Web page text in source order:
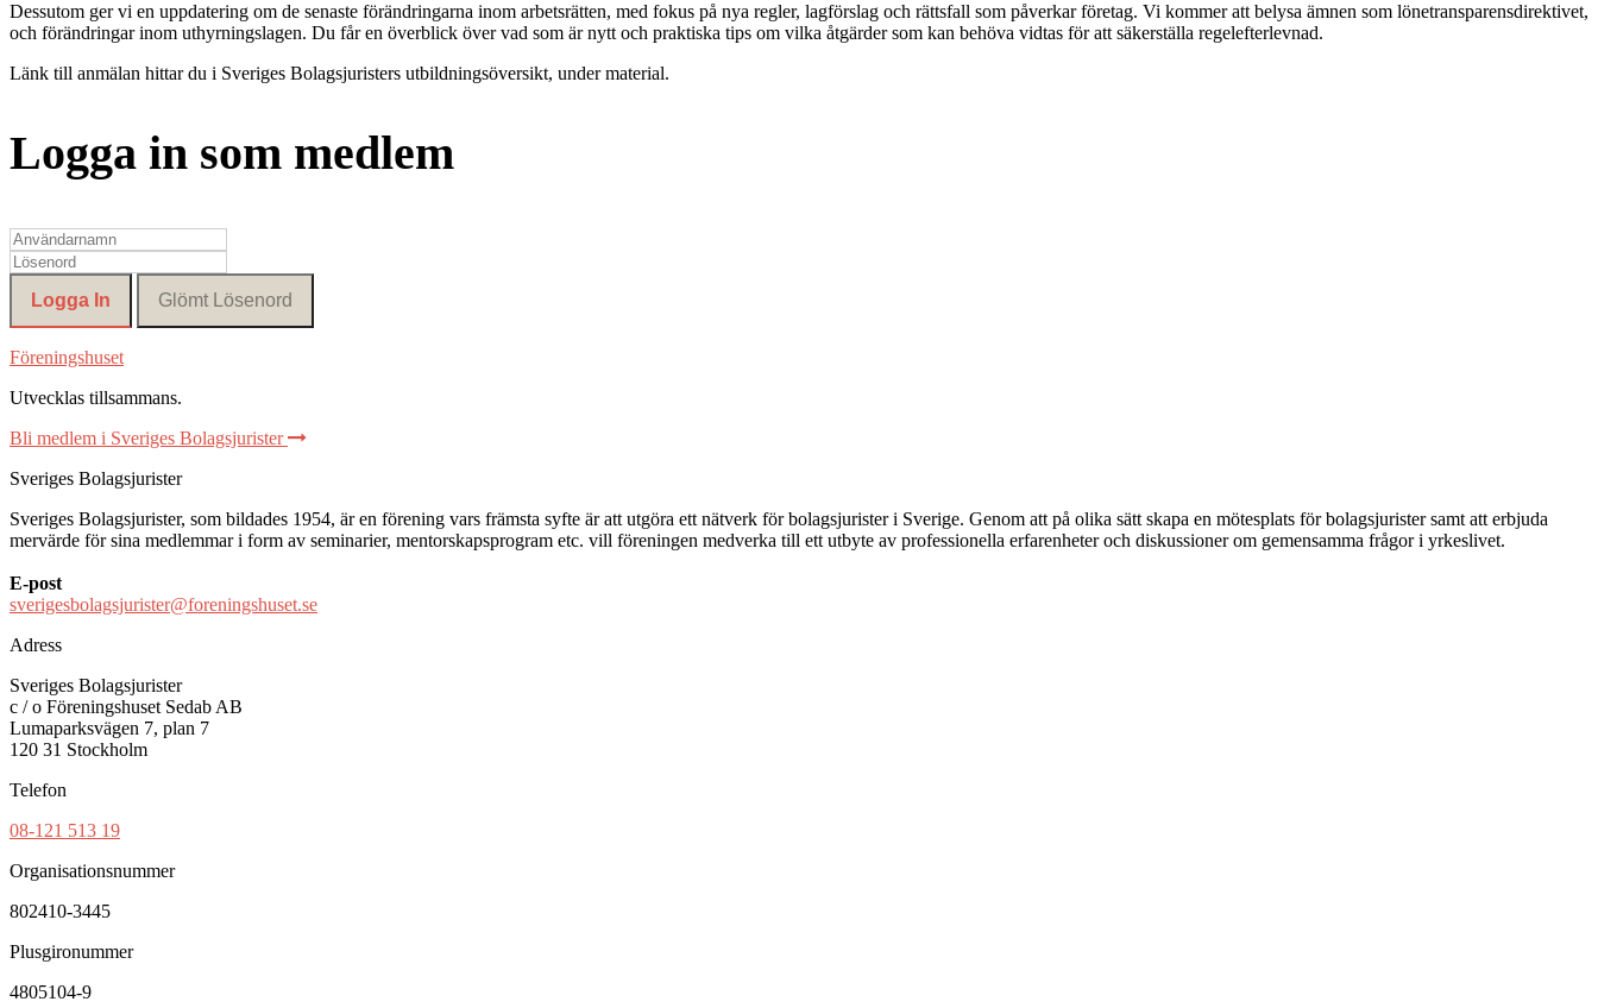
Dessutom ger vi en uppdatering om de senaste förändringarna inom arbetsrätten, med fokus på nya regler, lagförslag och rättsfall som påverkar företag. Vi kommer att belysa ämnen som lönetransparensdirektivet,
och förändringar inom uthyrningslagen. Du får en överblick över vad som är nytt och praktiska tips om vilka åtgärder som kan behöva vidtas för att säkerställa regelefterlevnad.
Länk till anmälan hittar du i Sveriges Bolagsjuristers utbildningsöversikt, under material.
Logga in som medlem
Föreningshuset
Utvecklas tillsammans.
Bli medlem i Sveriges Bolagsjurister
Sveriges Bolagsjurister
Sveriges Bolagsjurister, som bildades 1954, är en förening vars främsta syfte är att utgöra ett nätverk för bolagsjurister i Sverige. Genom att på olika sätt skapa en mötesplats för bolagsjurister samt att erbjuda
mervärde för sina medlemmar i form av seminarier, mentorskapsprogram etc. vill föreningen medverka till ett utbyte av professionella erfarenheter och diskussioner om gemensamma frågor i yrkeslivet.
E-post
sverigesbolagsjurister@foreningshuset.se
Adress
Sveriges Bolagsjurister
c / o Föreningshuset Sedab AB
Lumaparksvägen 7, plan 7
120 31 Stockholm
Telefon
08-121 513 19
Organisationsnummer
802410-3445
Plusgironummer
4805104-9